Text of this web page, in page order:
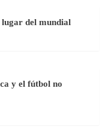
del mundial
y el fútbol no